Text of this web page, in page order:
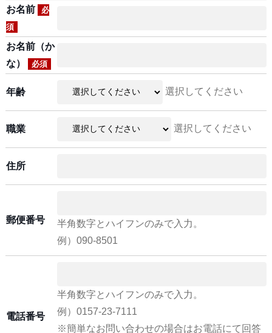
お名前
必
須
お名前（か
な）
必須
年齢 選択してください
職業 選択してください
住所
郵便番号
半角数字とハイフンのみで入力。
例）090-8501
電話番号
半角数字とハイフンのみで入力。
例）0157-23-7111
※簡単なお問い合わせの場合はお電話にて回答